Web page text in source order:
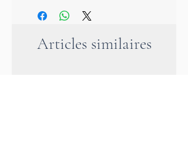
en raison de la sagesse et de la
sérénité qui se dégagent de
cette pierre. C'est une pierre
Articles similaires